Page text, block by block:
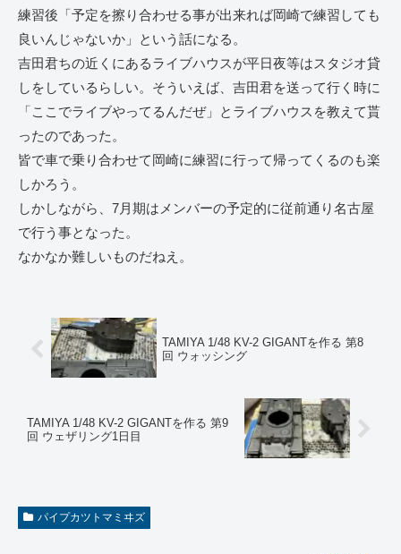
練習後「予定を擦り合わせる事が出来れば岡崎で練習しても
良いんじゃないか」という話になる。
吉田君ちの近くにあるライブハウスが平日夜等はスタジオ貸
しをしているらしい。そういえば、吉田君を送って行く時に
「ここでライブやってるんだぜ」とライブハウスを教えて貰
ったのであった。
皆で車で乗り合わせて岡崎に練習に行って帰ってくるのも楽
しかろう。
しかしながら、7月期はメンバーの予定的に従前通り名古屋
で行う事となった。
なかなか難しいものだねえ。
TAMIYA 1/48 KV-2 GIGANTを作る 第8
回 ウォッシング
TAMIYA 1/48 KV-2 GIGANTを作る 第9
回 ウェザリング1日目
パイプカツトマミヰズ